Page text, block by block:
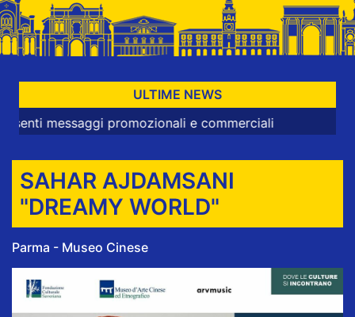
ULTIME NEWS
promozionali e commerciali
SAHAR AJDAMSANI
"DREAMY WORLD"
Parma - Museo Cinese